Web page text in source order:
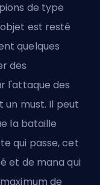
de type
est resté
quelques
des
l'attaque des
un must. Il peut
la bataille
qui passe, cet
et de mana qui
de